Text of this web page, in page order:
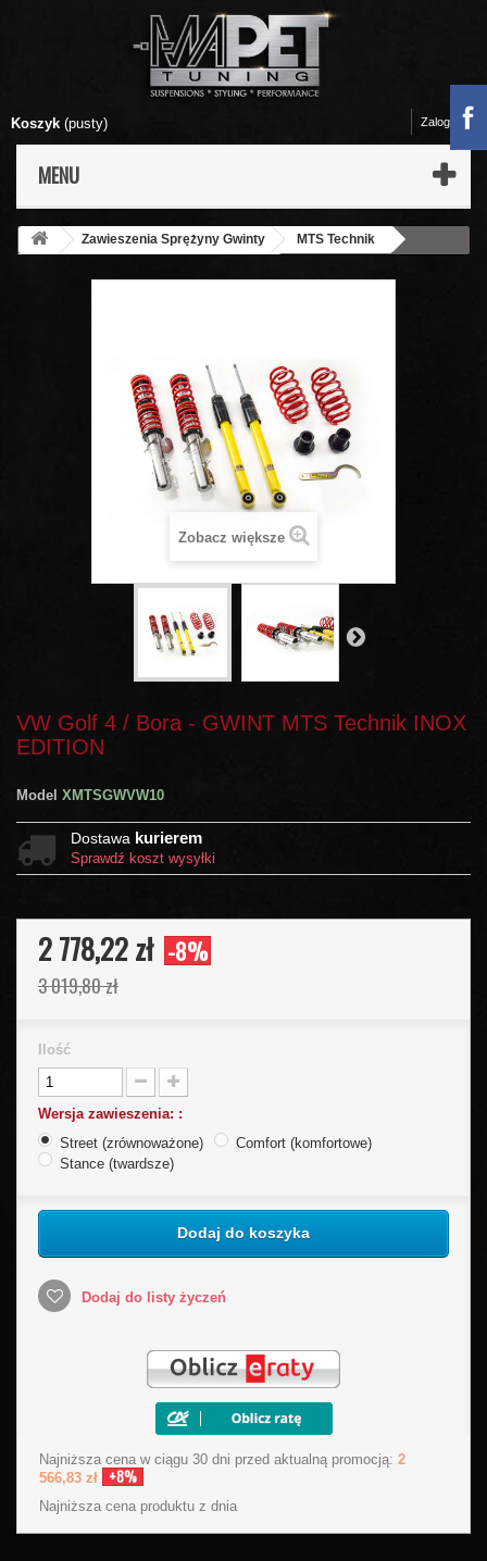
Koszyk (pusty)
MENU
Zaloguj się
Zawieszenia Sprężyny Gwinty
MTS Technik
Zobacz większe
VW Golf 4 / Bora - GWINT MTS Technik INOX
EDITION
Model XMTSGWVW10
Dostawa kurierem
Sprawdź koszt wysyłki
2 778,22 zł -8%
3 019,80 zł
Ilość
Wersja zawieszenia: :
Street (zrównoważone)
Comfort (komfortowe)
Stance (twardsze)
Dodaj do koszyka
Dodaj do listy życzeń
Najniższa cena w ciągu 30 dni przed aktualną promocją: 2
566,83 zł
+8%
Najniższa cena produktu z dnia